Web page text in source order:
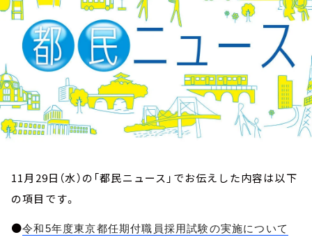
11月29日（水）の「都民ニュース」でお伝えした内容は以下
の項目です。
●令和5年度東京都任期付職員採用試験の実施について